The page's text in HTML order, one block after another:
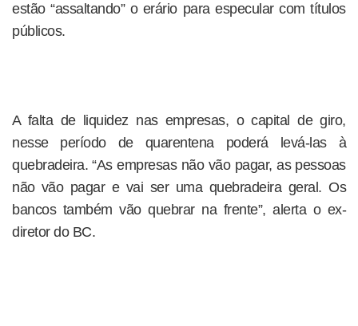
estão “assaltando” o erário para especular com títulos
públicos.
A falta de liquidez nas empresas, o capital de giro,
nesse período de quarentena poderá levá-las à
quebradeira. “As empresas não vão pagar, as pessoas
não vão pagar e vai ser uma quebradeira geral. Os
bancos também vão quebrar na frente”, alerta o ex-
diretor do BC.